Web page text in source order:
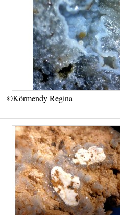
©Körmendy Regina